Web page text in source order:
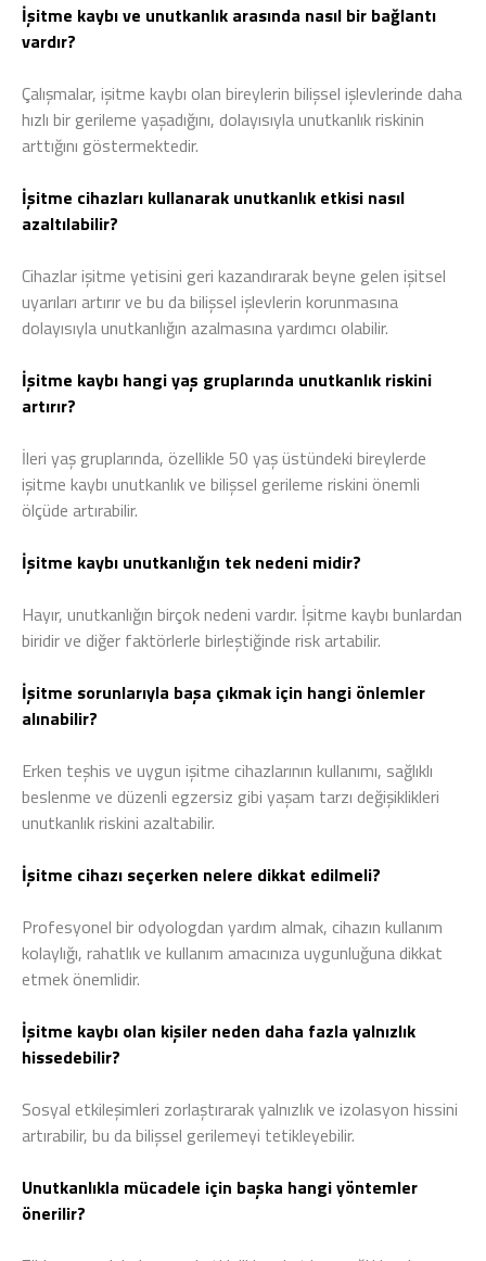
İşitme kaybı ve unutkanlık arasında nasıl bir bağlantı
vardır?
Çalışmalar, işitme kaybı olan bireylerin bilişsel işlevlerinde daha
hızlı bir gerileme yaşadığını, dolayısıyla unutkanlık riskinin
arttığını göstermektedir.
İşitme cihazları kullanarak unutkanlık etkisi nasıl
azaltılabilir?
Cihazlar işitme yetisini geri kazandırarak beyne gelen işitsel
uyarıları artırır ve bu da bilişsel işlevlerin korunmasına
dolayısıyla unutkanlığın azalmasına yardımcı olabilir.
İşitme kaybı hangi yaş gruplarında unutkanlık riskini
artırır?
İleri yaş gruplarında, özellikle 50 yaş üstündeki bireylerde
işitme kaybı unutkanlık ve bilişsel gerileme riskini önemli
ölçüde artırabilir.
İşitme kaybı unutkanlığın tek nedeni midir?
Hayır, unutkanlığın birçok nedeni vardır. İşitme kaybı bunlardan
biridir ve diğer faktörlerle birleştiğinde risk artabilir.
İşitme sorunlarıyla başa çıkmak için hangi önlemler
alınabilir?
Erken teşhis ve uygun işitme cihazlarının kullanımı, sağlıklı
beslenme ve düzenli egzersiz gibi yaşam tarzı değişiklikleri
unutkanlık riskini azaltabilir.
İşitme cihazı seçerken nelere dikkat edilmeli?
Profesyonel bir odyologdan yardım almak, cihazın kullanım
kolaylığı, rahatlık ve kullanım amacınıza uygunluğuna dikkat
etmek önemlidir.
İşitme kaybı olan kişiler neden daha fazla yalnızlık
hissedebilir?
Sosyal etkileşimleri zorlaştırarak yalnızlık ve izolasyon hissini
artırabilir, bu da bilişsel gerilemeyi tetikleyebilir.
Unutkanlıkla mücadele için başka hangi yöntemler
önerilir?